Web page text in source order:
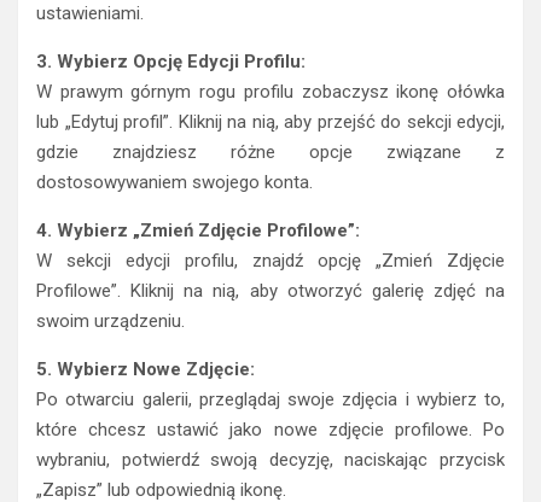
ustawieniami.
3. Wybierz Opcję Edycji Profilu:
W prawym górnym rogu profilu zobaczysz ikonę ołówka
lub „Edytuj profil”. Kliknij na nią, aby przejść do sekcji edycji,
gdzie znajdziesz różne opcje związane z
dostosowywaniem swojego konta.
4. Wybierz „Zmień Zdjęcie Profilowe”:
W sekcji edycji profilu, znajdź opcję „Zmień Zdjęcie
Profilowe”. Kliknij na nią, aby otworzyć galerię zdjęć na
swoim urządzeniu.
5. Wybierz Nowe Zdjęcie:
Po otwarciu galerii, przeglądaj swoje zdjęcia i wybierz to,
które chcesz ustawić jako nowe zdjęcie profilowe. Po
wybraniu, potwierdź swoją decyzję, naciskając przycisk
„Zapisz” lub odpowiednią ikonę.